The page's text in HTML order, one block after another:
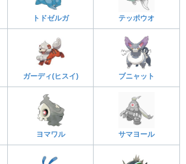
トドゼルガ テッポウオ
ガーディ(ヒスイ) ブニャット
ヨマワル サマヨール